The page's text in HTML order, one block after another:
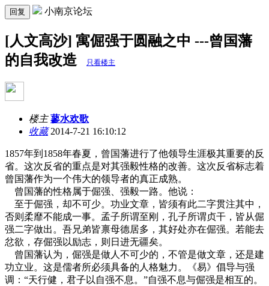
回复 小南京论坛
[人文高沙] 寓倔强于圆融之中 ---曾国藩
的自我改造
只看楼主
楼主 蓼水欢歌
收藏2014-7-21 16:10:12
1857年到1858年春夏，曾国藩进行了他领导生涯极其重要的反
省。这次反省的重点是对其强毅性格的改善。这次反省标志着
曾国藩作为一个伟大的领导者的真正成熟。
曾国藩的性格属于倔强、强毅一路。他说：
至于倔强，却不可少。功业文章，皆须有此二字贯注其中，
否则柔靡不能成一事。孟子所谓至刚，孔子所谓贞干，皆从倔
强二字做出。吾兄弟皆禀母德居多，其好处亦在倔强。若能去
忿欲，存倔强以励志，则日进无疆矣。
曾国藩认为，倔强是做人不可少的，不管是做文章，还是建
功立业。这是儒者所必须具备的人格魅力。《易》倡导与强
调：“天行健，君子以自强不息。”自强不息与倔强是相互的。